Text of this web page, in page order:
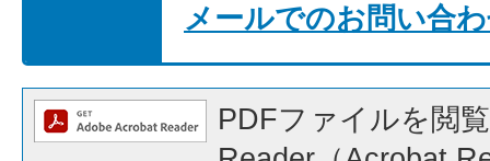
メールでのお問い合
PDFファイルを閲